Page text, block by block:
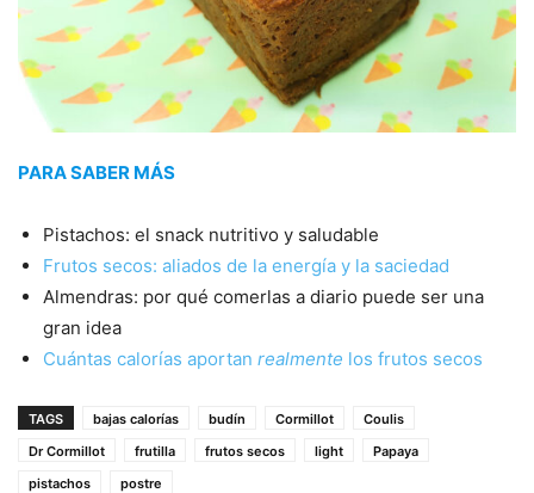
PARA SABER MÁS
Pistachos: el snack nutritivo y saludable
Frutos secos: aliados de la energía y la saciedad
Almendras: por qué comerlas a diario puede ser una
gran idea
Cuántas calorías aportan realmente los frutos secos
TAGS bajas calorías budín Cormillot
Coulis
Dr Cormillot
frutilla frutos secos light
Papaya
pistachos
postre